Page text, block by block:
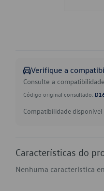
Verifique a
Consulte a
Código original consultado:
Compatibilidade
Características do
Nenhuma característica